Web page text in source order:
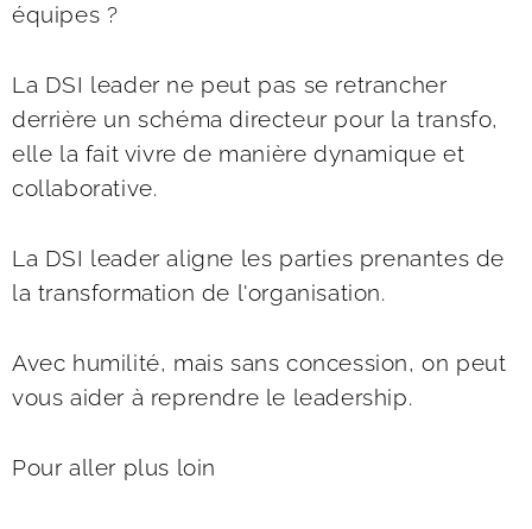
équipes ?
La DSI leader ne peut pas se retrancher
derrière un schéma directeur pour la transfo,
elle la fait vivre de manière dynamique et
collaborative.
La DSI leader aligne les parties prenantes de
la transformation de l'organisation.
Avec humilité, mais sans concession, on peut
vous aider à reprendre le leadership.
Pour aller plus loin